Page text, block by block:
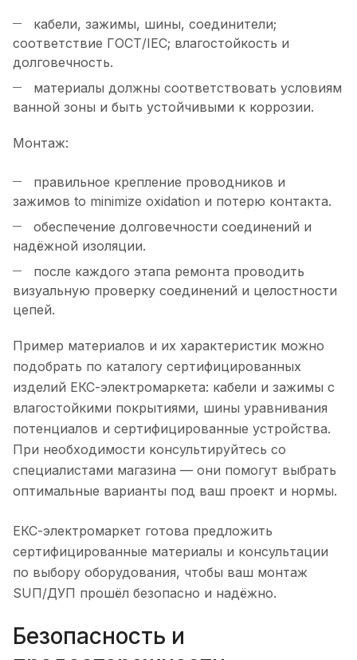
кабели, зажимы, шины, соединители;
соответствие ГОСТ/IEC; влагостойкость и
долговечность.
материалы должны соответствовать условиям
ванной зоны и быть устойчивыми к коррозии.
Монтаж:
правильное крепление проводников и
зажимов to minimize oxidation и потерю контакта.
обеспечение долговечности соединений и
надёжной изоляции.
после каждого этапа ремонта проводить
визуальную проверку соединений и целостности
цепей.
Пример материалов и их характеристик можно
подобрать по каталогу сертифицированных
изделий ЕКС-электромаркета: кабели и зажимы с
влагостойкими покрытиями, шины уравнивания
потенциалов и сертифицированные устройства.
При необходимости консультируйтесь со
специалистами магазина — они помогут выбрать
оптимальные варианты под ваш проект и нормы.
ЕКС-электромаркет готова предложить
сертифицированные материалы и консультации
по выбору оборудования, чтобы ваш монтаж
SUП/ДУП прошёл безопасно и надёжно.
Безопасность и